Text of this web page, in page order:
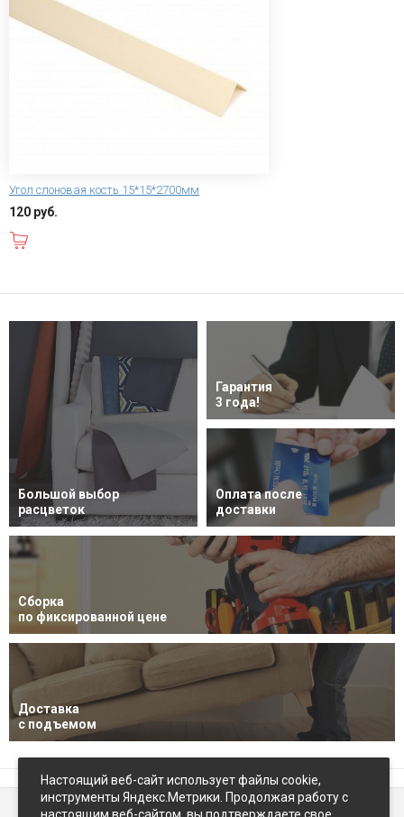
Угол слоновая кость 15*15*2700мм
120 руб.
Большой выбор
расцветок
Гарантия
3 года!
Оплата после
доставки
Сборка
по фиксированной цене
Доставка
с подъемом
Настоящий веб-сайт использует файлы cookie,
инструменты Яндекс.Метрики. Продолжая работу с